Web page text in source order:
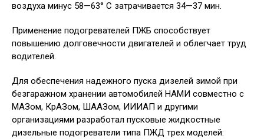
воздуха минус 58—63° С затрачивается 34—37 мин.
Применение подогревателей ПЖБ способствует
повышению долговечности двигателей и облегчает труд
водителей.
Для обеспечения надежного пуска дизелей зимой при
безгаражном хранении автомобилей НАМИ совместно с
МАЗом, КрАЗом, ШААЗом, ИИИАП и другими
организациями разработал пусковые жидкостные
дизельные подогреватели типа ПЖД трех моделей: